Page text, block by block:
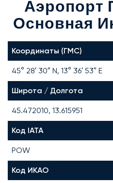
Аэропорт
Основная
Координаты (ГМС)
45° 28′ 30″ N, 13° 36′ 53″ E
Широта / Долгота
45.472010, 13.615951
Код IATA
POW
Код ИКАО